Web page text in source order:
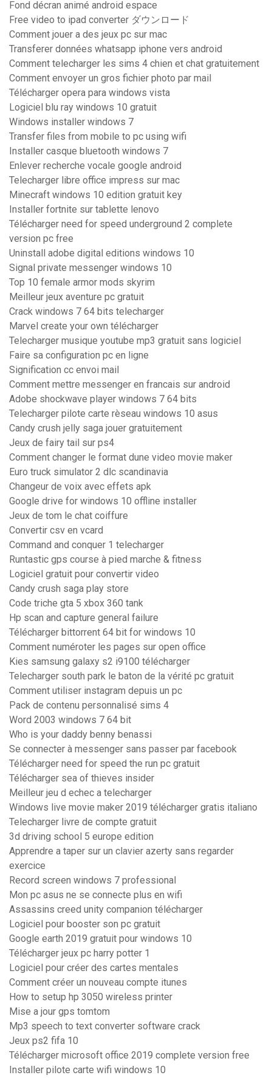
Fond décran animé android espace
Free video to ipad converter ダウンロード
Comment jouer a des jeux pc sur mac
Transferer données whatsapp iphone vers android
Comment telecharger les sims 4 chien et chat gratuitement
Comment envoyer un gros fichier photo par mail
Télécharger opera para windows vista
Logiciel blu ray windows 10 gratuit
Windows installer windows 7
Transfer files from mobile to pc using wifi
Installer casque bluetooth windows 7
Enlever recherche vocale google android
Telecharger libre office impress sur mac
Minecraft windows 10 edition gratuit key
Installer fortnite sur tablette lenovo
Télécharger need for speed underground 2 complete
version pc free
Uninstall adobe digital editions windows 10
Signal private messenger windows 10
Top 10 female armor mods skyrim
Meilleur jeux aventure pc gratuit
Crack windows 7 64 bits telecharger
Marvel create your own télécharger
Telecharger musique youtube mp3 gratuit sans logiciel
Faire sa configuration pc en ligne
Signification cc envoi mail
Comment mettre messenger en francais sur android
Adobe shockwave player windows 7 64 bits
Telecharger pilote carte rèseau windows 10 asus
Candy crush jelly saga jouer gratuitement
Jeux de fairy tail sur ps4
Comment changer le format dune video movie maker
Euro truck simulator 2 dlc scandinavia
Changeur de voix avec effets apk
Google drive for windows 10 offline installer
Jeux de tom le chat coiffure
Convertir csv en vcard
Command and conquer 1 telecharger
Runtastic gps course à pied marche & fitness
Logiciel gratuit pour convertir video
Candy crush saga play store
Code triche gta 5 xbox 360 tank
Hp scan and capture general failure
Télécharger bittorrent 64 bit for windows 10
Comment numéroter les pages sur open office
Kies samsung galaxy s2 i9100 télécharger
Telecharger south park le baton de la vérité pc gratuit
Comment utiliser instagram depuis un pc
Pack de contenu personnalisé sims 4
Word 2003 windows 7 64 bit
Who is your daddy benny benassi
Se connecter à messenger sans passer par facebook
Télécharger need for speed the run pc gratuit
Télécharger sea of thieves insider
Meilleur jeu d echec a telecharger
Windows live movie maker 2019 télécharger gratis italiano
Telecharger livre de compte gratuit
3d driving school 5 europe edition
Apprendre a taper sur un clavier azerty sans regarder
exercice
Record screen windows 7 professional
Mon pc asus ne se connecte plus en wifi
Assassins creed unity companion télécharger
Logiciel pour booster son pc gratuit
Google earth 2019 gratuit pour windows 10
Télécharger jeux pc harry potter 1
Logiciel pour créer des cartes mentales
Comment créer un nouveau compte itunes
How to setup hp 3050 wireless printer
Mise a jour gps tomtom
Mp3 speech to text converter software crack
Jeux ps2 fifa 10
Télécharger microsoft office 2019 complete version free
Installer pilote carte wifi windows 10